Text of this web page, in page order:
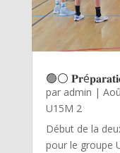
🟢⚪
par admin |
U15M 2
Début de la
pour le groupe